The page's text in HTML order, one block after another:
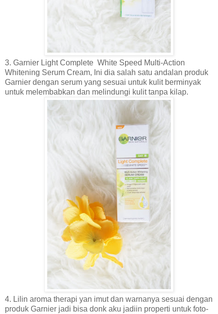
3. Garnier Light Complete White Speed Multi-Action
Whitening Serum Cream, Ini dia salah satu andalan produk
Garnier dengan serum yang sesuai untuk kulit berminyak
untuk melembabkan dan melindungi kulit tanpa kilap.
4. Lilin aroma therapi yan imutdan warnanya sesuai dengan
produk Garnier jadi bisa donk aku jadiin properti untuk foto-